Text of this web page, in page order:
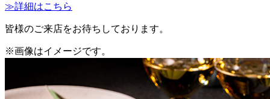
≫詳細はこちら
皆様のご来店をお待ちしております。
※画像はイメージです。